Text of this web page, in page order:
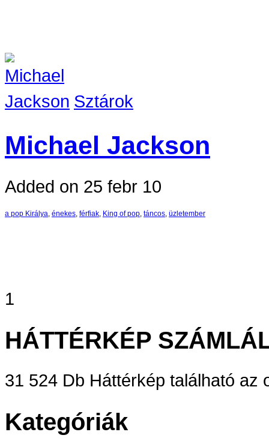
Sztárok
Michael Jackson
Added on 25 febr 10
a pop Királya énekes férfiak King of pop táncos üzletember
1
HÁTTÉRKÉP
31 524 Db Háttérkép található az
Kategóriák